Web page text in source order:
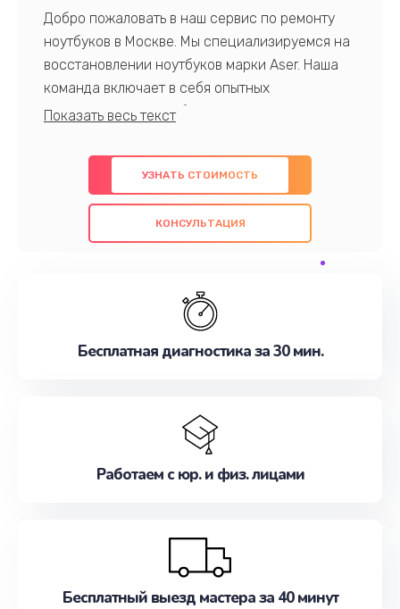
Добро пожаловать в наш сервис по ремонту
ноутбуков в Москве. Мы специализируемся на
восстановлении ноутбуков марки Aser. Наша
команда включает в себя опытных
профессионалов с обширными знаниями и
предлагаем быстрый и качественный ремонт с
использованием оригинальных компонентов, а
также гарантируем качество всех
проведенных работ. Наша цель - предоставить
наилучшим образом. Не медлите записаться на
УЗНАТЬ СТОИМОСТЬ
КОНСУЛЬТАЦИЯ
Бесплатная диагностика за 30 мин.
Работаем с юр. и физ. лицами
Бесплатный выезд мастера за 40 минут